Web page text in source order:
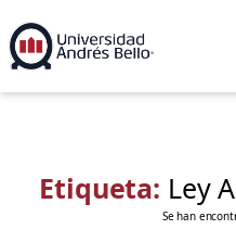
Etiqueta: Ley
Se han